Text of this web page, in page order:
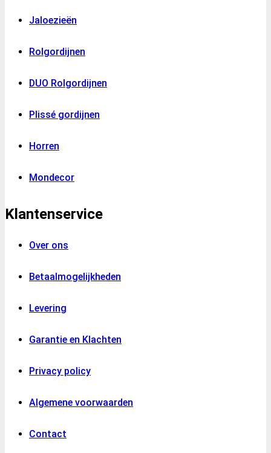
Jaloezieën
Rolgordijnen
DUO Rolgordijnen
Plissé gordijnen
Horren
Mondecor
Klantenservice
Over ons
Betaalmogelijkheden
Levering
Garantie en Klachten
Privacy policy
Algemene voorwaarden
Contact